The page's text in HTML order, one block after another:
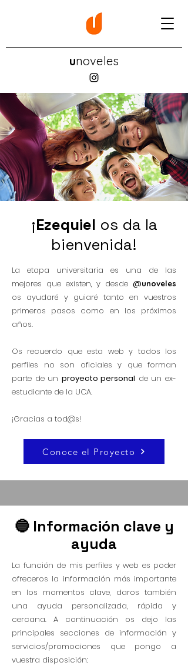
unoveles
¡Ezequiel os da la
bienvenida!
La etapa universitaria es una de las
mejores que existen, y desde @unoveles
os ayudaré y guiaré tanto en vuestros
primeros pasos como en los próximos
años.
Os recuerdo que esta web y todos los
perfiles no son oficiales y que forman
parte de un proyecto personal de un ex-
estudiante de la UCA.
¡Gracias a tod@s!
Conoce el Proyecto
🔵 Información clave y
ayuda
La función de mis perfiles y web es poder
ofreceros la información más importante
en los momentos clave, daros también
una ayuda personalizada, rápida y
cercana. A continuación os dejo las
principales secciones de información y
servicios/promociones que pongo a
vuestra disposición: